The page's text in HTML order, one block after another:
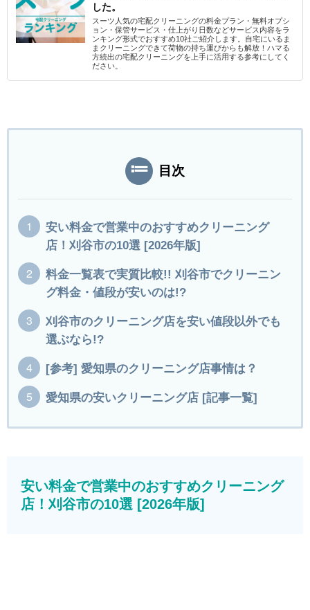
した。
スーツ人気の宅配クリーニングの料金プラン・無料オプシ
ョン・保管サービス・仕上がり日数などサービス内容をラ
ンキング形式でおすすめ10社ご紹介します。自宅にいるま
まクリーニングできて荷物の持ち運びからも解放！ハマる
方続出の宅配クリーニングを上手に活用する参考にしてく
ださい。
目次
安い料金で営業中のおすすめクリーニング
店！刈谷市の10選 [2026年版]
料金一覧表で実質比較!! 刈谷市でクリーニン
グ料金・値段が安いのは!?
刈谷市のクリーニング店を安い値段以外でも
選ぶなら!?
[参考] 愛知県のクリーニング店事情は？
愛知県の安いクリーニング店 [記事一覧]
安い料金で営業中のおすすめクリーニング
店！刈谷市の10選 [2026年版]